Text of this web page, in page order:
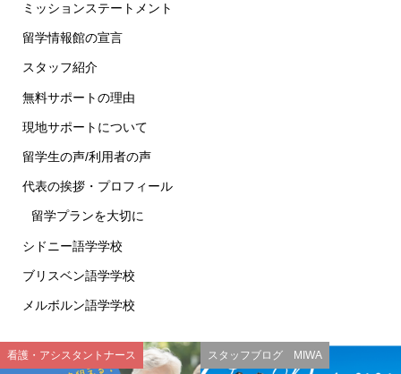
ミッションステートメント
留学情報館の宣言
スタッフ紹介
無料サポートの理由
現地サポートについて
留学生の声/利用者の声
代表の挨拶・プロフィール
留学プランを大切に
シドニー語学学校
ブリスベン語学学校
メルボルン語学学校
看護・アシスタントナース スタッフブログ MIWA